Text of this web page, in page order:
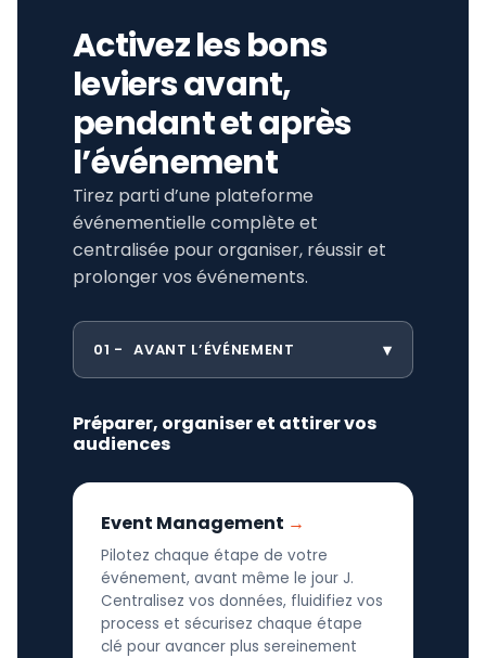
Activez les bons
leviers avant,
pendant et après
l’événement
Tirez parti d’une plateforme
événementielle complète et
centralisée pour organiser, réussir et
prolonger vos événements.
01 AVANT L’ÉVÉNEMENT
Préparer, organiser et attirer vos
audiences
Event Management
Pilotez chaque étape de votre
événement, avant même le jour J.
Centralisez vos données, fluidifiez vos
process et sécurisez chaque étape
clé pour avancer plus sereinement